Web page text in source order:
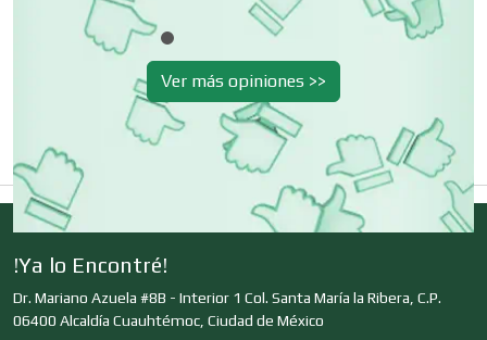
Cibercafés
Clínicas de Belleza
Clínicas de Rehabilitación
Clínicas y Hospitales
Ver más opiniones >>
!Ya lo Encontré!
Dr. Mariano Azuela #8B - Interior 1 Col. Santa María la Ribera, C.P.
06400 Alcaldía Cuauhtémoc, Ciudad de México